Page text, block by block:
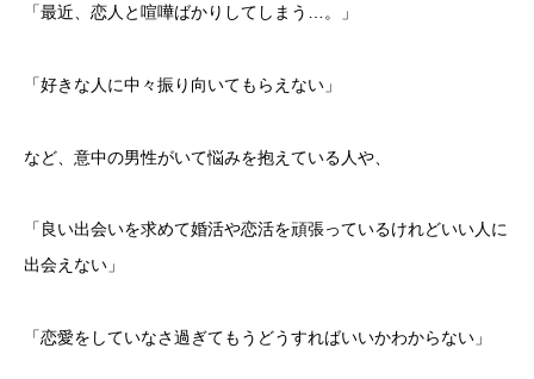
「最近、恋人と喧嘩ばかりしてしまう…。」
「好きな人に中々振り向いてもらえない」
など、意中の男性がいて悩みを抱えている人や、
「良い出会いを求めて婚活や恋活を頑張っているけれどいい人に
出会えない」
「恋愛をしていなさ過ぎてもうどうすればいいかわからない」